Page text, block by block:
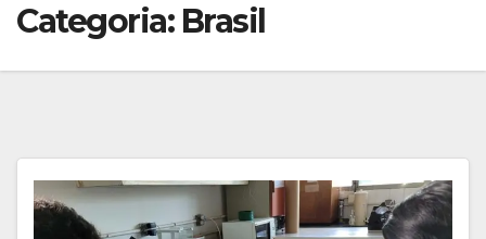
Categoria: Brasil